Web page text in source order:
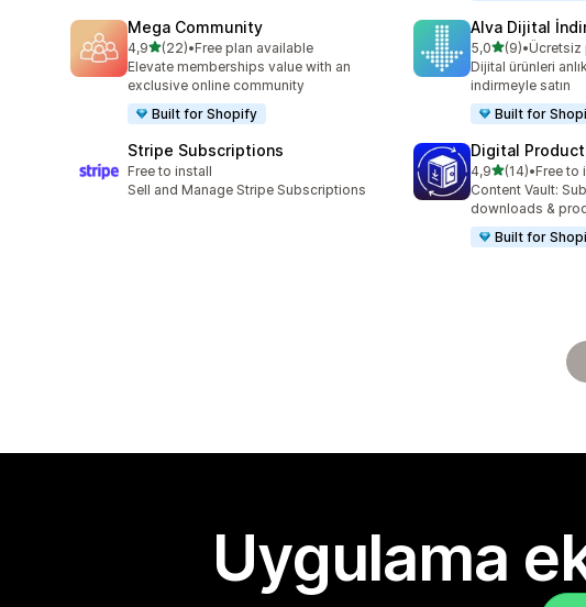
Mega Community
4,95 yıldız üzerinden
(22)
toplam 22 değerlendirme
•Free plan available
Elevate memberships value with an
exclusive online community
Built for Shopify
Alva Dijital
5,05 yıldız
(9)
toplam 9•Ücretsiz
Dijital ürünleri
indirmeyle satın
Built for
Stripe Subscriptions
Free to install
Sell and Manage Stripe Subscriptions
Digital
4,95 yıldız
(14)
toplam 14•Free to
Content Vault:
downloads &
Built for
Uygulama